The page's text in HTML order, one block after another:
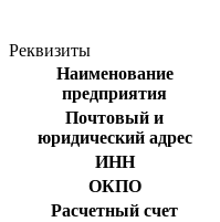
Реквизиты
Наименование
предприятия
Почтовый и
юридический адрес
ИНН
ОКПО
Расчетный счет